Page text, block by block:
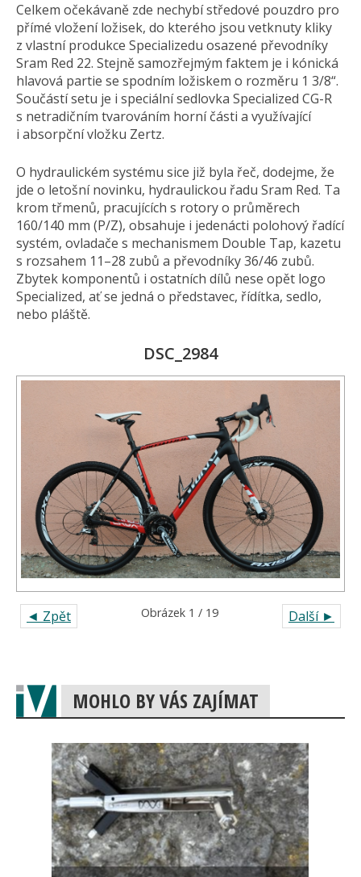
Celkem očekávaně zde nechybí středové pouzdro pro
přímé vložení ložisek, do kterého jsou vetknuty kliky
z vlastní produkce Specializedu osazené převodníky
Sram Red 22. Stejně samozřejmým faktem je i kónická
hlavová partie se spodním ložiskem o rozměru 1 3/8“.
Součástí setu je i speciální sedlovka Specialized CG-R
s netradičním tvarováním horní části a využívající
i absorpční vložku Zertz.
O hydraulickém systému sice již byla řeč, dodejme, že
jde o letošní novinku, hydraulickou řadu Sram Red. Ta
krom třmenů, pracujících s rotory o průměrech
160/140 mm (P/Z), obsahuje i jedenácti polohový řadící
systém, ovladače s mechanismem Double Tap, kazetu
s rozsahem 11–28 zubů a převodníky 36/46 zubů.
Zbytek komponentů i ostatních dílů nese opět logo
Specialized, ať se jedná o představec, řídítka, sedlo,
nebo pláště.
DSC_2984
◄ Zpět Další ►
Obrázek 1 / 19
MOHLO BY VÁS ZAJÍMAT